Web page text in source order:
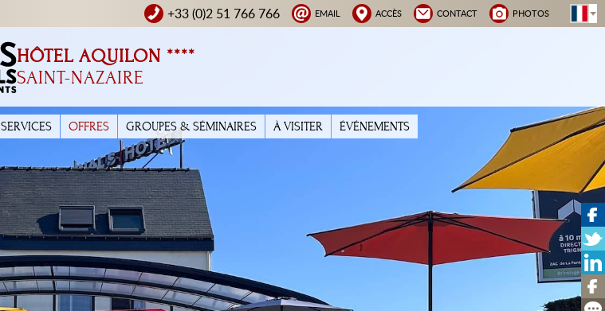
+33 (0)2 51 766 766 EMAIL ACCÈS CONTACT PHOTOS
HÔTEL AQUILON ****
SAINT-NAZAIRE
SERVICES OFFRES GROUPES & SÉMINAIRES À VISITER ÉVÉNEMENTS